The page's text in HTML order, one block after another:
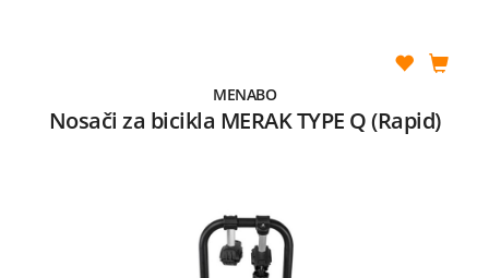
MENABO
Nosači za bicikla MERAK TYPE Q (Rapid)